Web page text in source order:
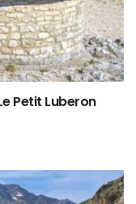
Petit Luberon